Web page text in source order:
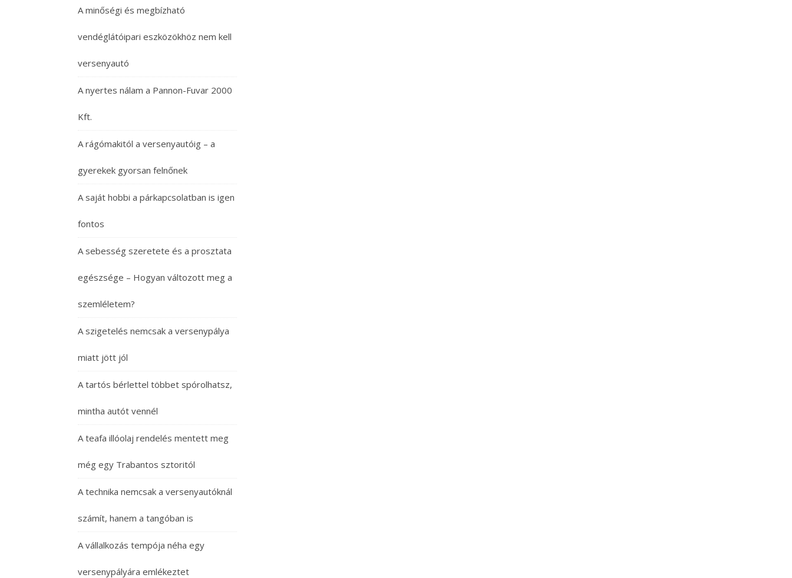
A minőségi és megbízható
vendéglátóipari eszközökhöz nem kell
versenyautó
A nyertes nálam a Pannon-Fuvar 2000
Kft.
A rágómakitól a versenyautóig – a
gyerekek gyorsan felnőnek
A saját hobbi a párkapcsolatban is igen
fontos
A sebesség szeretete és a prosztata
egészsége – Hogyan változott meg a
szemléletem?
A szigetelés nemcsak a versenypálya
miatt jött jól
A tartós bérlettel többet spórolhatsz,
mintha autót vennél
A teafa illóolaj rendelés mentett meg
még egy Trabantos sztoritól
A technika nemcsak a versenyautóknál
számít, hanem a tangóban is
A vállalkozás tempója néha egy
versenypályára emlékeztet